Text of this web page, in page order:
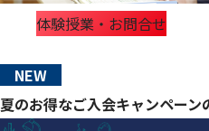
体験授業・お問合せ
NEW
夏のお得なご入会キャンペーン